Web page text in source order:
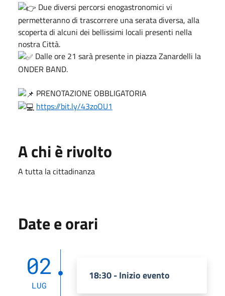
Due diversi percorsi enogastronomici vi
permetteranno di trascorrere una serata diversa, alla
scoperta di alcuni dei bellissimi locali presenti nella
nostra Città.
Dalle ore 21 sarà presente in piazza Zanardelli la
ONDER BAND.
PRENOTAZIONE OBBLIGATORIA
https://bit.ly/43zoOU1
A chi è rivolto
A tutta la cittadinanza
Date e orari
02
LUG
18:30 - Inizio evento